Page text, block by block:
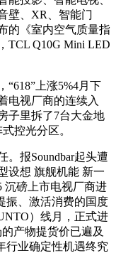
壁、XR、智能门
的《室内空气质量指
TCL Q10G Mini LED
上涨5%4月下
电视厂商的连续入
子里拆了7台大金地
控光分区。
报Soundbar起头遭
设想 旗舰机能 新一
沉磅上市电视厂商进
振、激活消费的国度
）线月，正式进
产物提货价已遍及
行业确定性机遇终究